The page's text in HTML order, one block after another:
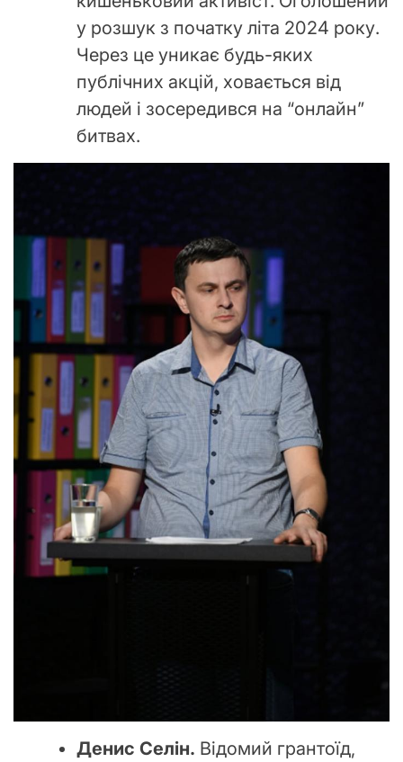
у розшук з початку літа 2024 року.
Через це уникає будь-яких
публічних акцій, ховається від
людей і зосередився на “онлайн”
битвах.
Денис Селін. Відомий грантоїд,